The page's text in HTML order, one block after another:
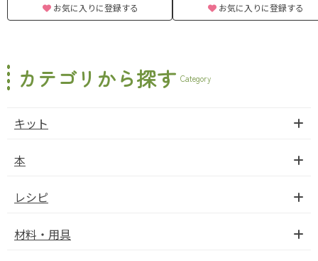
お気に入りに登録する お気に入りに登録する
カテゴリから探す Category
キット
本
レシピ
材料・用具